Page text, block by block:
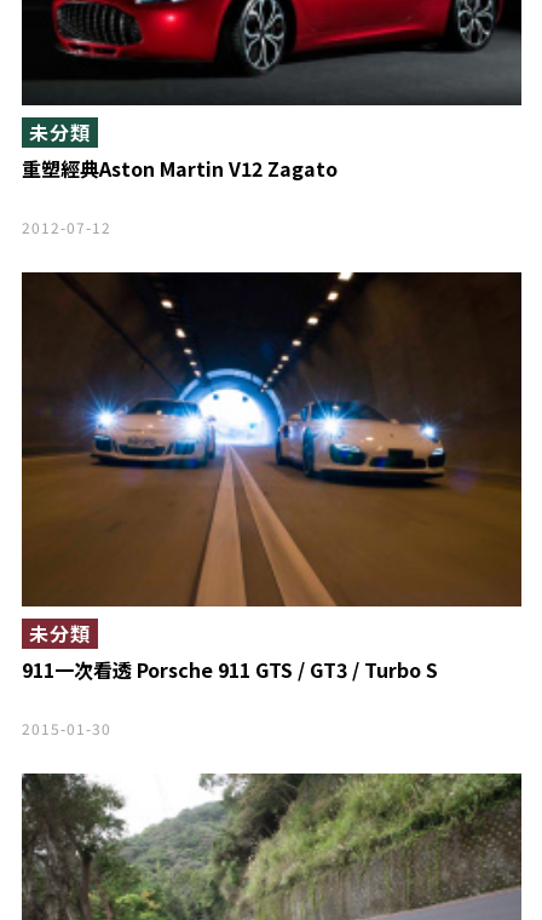
重塑經典Aston Martin V12 Zagato
未分類
2012-07-12
911一次看透 Porsche 911 GTS / GT3 / Turbo S
未分類
2015-01-30